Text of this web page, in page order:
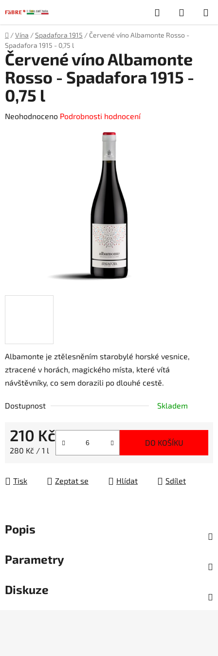
na
obsah
Hledat
KOŠÍK
Domů
/Vína /Spadafora 1915 / Červené víno Albamonte Rosso -
Spadafora 1915 - 0,75 l
Albamonte je ztělesněním starobylé horské vesnice,
ztracené v horách, magického místa, které vítá
návštěvníky, co sem dorazili po dlouhé cestě.
Dostupnost Skladem
210 Kč
Měrná cena:
280 Kč / 1 l
DO KOŠÍKU
Tisk Zeptat se Hlídat Sdílet
Červené víno Albamonte
Rosso - Spadafora 1915 -
0,75 l
Průměrné
Neohodnoceno Podrobnosti hodnocení
Popis
Parametry
Diskuze